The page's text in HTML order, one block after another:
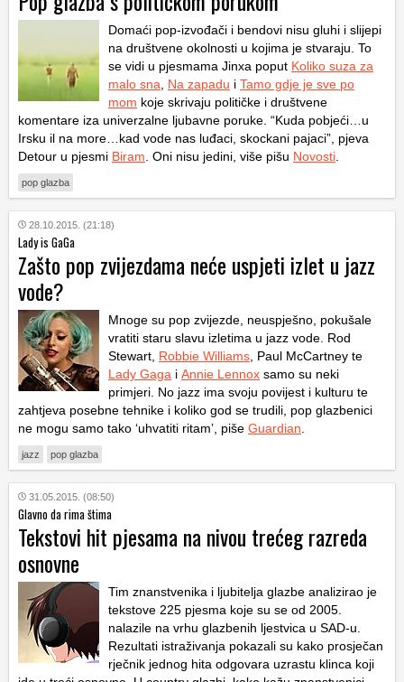
Domaći pop-izvođači i bendovi nisu gluhi i slijepi
na društvene okolnosti u kojima je stvaraju. To
se vidi u pjesmama Jinxa poput Koliko suza za
malo sna
Na zapadu i Tamo gdje je sve po
mom koje skrivaju političke i društvene
komentare iza univerzalne ljubavne poruke. “Kuda pobjeći…u
Irsku il na more…kad vode nas luđaci, skockani pajaci”, pjeva
Detour u pjesmi Biram . Oni nisu jedini, više pišu Novosti
pop glazba
28.10.2015. (21:18)
Lady is GaGa
Zašto pop zvijezdama neće uspjeti izlet u jazz
vode?
Mnoge su pop zvijezde, neuspješno, pokušale
vratiti staru slavu izletima u jazz vode. Rod
Stewart, Robbie Williams , Paul McCartney te
Lady Gaga i Annie Lennox samo su neki
primjeri. No jazz ima svoju povijest i kulturu te
zahtjeva posebne tehnike i koliko god se trudili, pop glazbenici
ne mogu samo tako ‘uhvatiti ritam’, piše Guardian
jazz pop glazba
31.05.2015. (08:50)
Glavno da rima štima
Tekstovi hit pjesama na nivou trećeg razreda
osnovne
Tim znanstvenika i ljubitelja glazbe analizirao je
tekstove 225 pjesma koje su se od 2005.
nalazile na vrhu glazbenih ljestvica u SAD-u.
Rezultati istraživanja pokazali su kako prosječan
rječnik jednog hita odgovara uzrastu klinca koji